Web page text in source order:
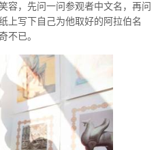
，先问一问参观者中文名，再问
上写下自己为他取好的阿拉伯名
不已。